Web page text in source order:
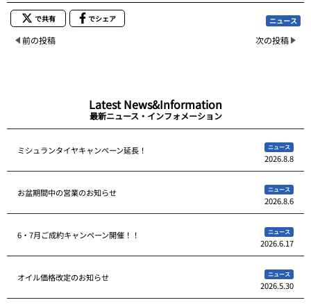
で共有 でシェア ニュース
前の投稿 次の投稿
Latest News&Information
最新ニュース・インフォメーション
ミシュランタイヤキャンペーン延長！ ニュース
2026.8.8
お盆期間中の営業のお知らせ ニュース
2026.8.6
6・7月ご成約キャンペーン開催！！ ニュース
2026.6.17
オイル価格改定のお知らせ ニュース
2026.5.30